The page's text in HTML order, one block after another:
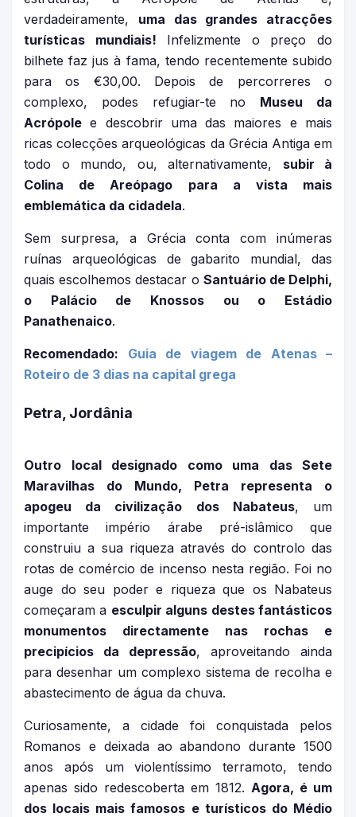
verdadeiramente, uma das grandes atracções
turísticas mundiais! Infelizmente o preço do
bilhete faz jus à fama, tendo recentemente subido
para os €30,00. Depois de percorreres o
complexo, podes refugiar-te no Museu da
Acrópole e descobrir uma das maiores e mais
ricas colecções arqueológicas da Grécia Antiga em
todo o mundo, ou, alternativamente, subir à
Colina de Areópago para a vista mais
emblemática da cidadela.
Sem surpresa, a Grécia conta com inúmeras
ruínas arqueológicas de gabarito mundial, das
quais escolhemos destacar o Santuário de Delphi,
o Palácio de Knossos ou o Estádio
Panathenaico.
Recomendado: Guia de viagem de Atenas –
Roteiro de 3 dias na capital grega
Petra, Jordânia
Outro local designado como uma das Sete
Maravilhas do Mundo, Petra representa o
apogeu da civilização dos Nabateus, um
importante império árabe pré-islâmico que
construiu a sua riqueza através do controlo das
rotas de comércio de incenso nesta região. Foi no
auge do seu poder e riqueza que os Nabateus
começaram a esculpir alguns destes fantásticos
monumentos directamente nas rochas e
precipícios da depressão, aproveitando ainda
para desenhar um complexo sistema de recolha e
abastecimento de água da chuva.
Curiosamente, a cidade foi conquistada pelos
Romanos e deixada ao abandono durante 1500
anos após um violentíssimo terramoto, tendo
apenas sido redescoberta em 1812. Agora, é um
dos locais mais famosos e turísticos do Médio